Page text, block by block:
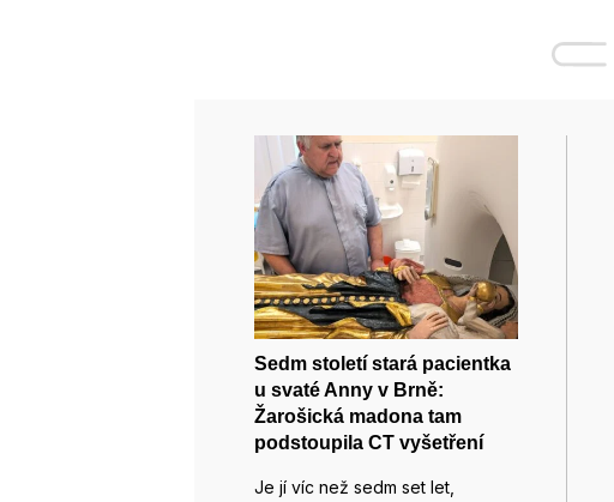
Sedm století stará pacientka
u svaté Anny v Brně:
Žarošická madona tam
podstoupila CT vyšetření
Je jí víc než sedm set let,